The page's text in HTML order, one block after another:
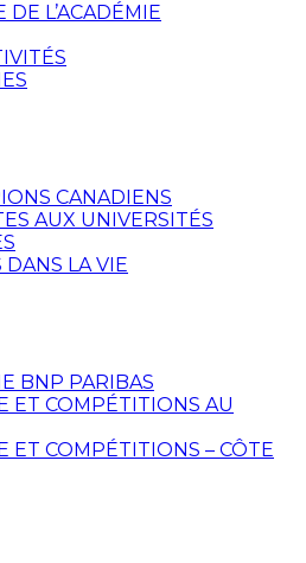
L’ACADÉMIE
CANADIENS
AUX UNIVERSITÉS
LA VIE
BNP PARIBAS
ET COMPÉTITIONS AU
ET COMPÉTITIONS – CÔTE